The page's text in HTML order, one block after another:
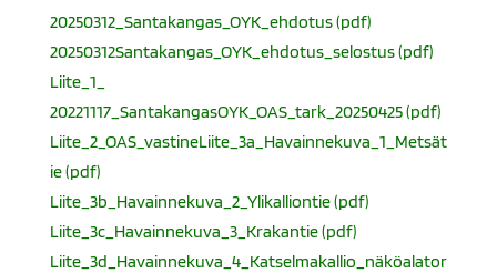
20250312_Santakangas_OYK_ehdotus (pdf)
20250312Santakangas_OYK_ehdotus_selostus (pdf)
Liite_1_
20221117_SantakangasOYK_OAS_tark_20250425 (pdf)
Liite_2_OAS_vastineLiite_3a_Havainnekuva_1_Metsät
ie (pdf)
Liite_3b_Havainnekuva_2_Ylikalliontie (pdf)
Liite_3c_Havainnekuva_3_Krakantie (pdf)
Liite_3d_Havainnekuva_4_Katselmakallio_näköalator